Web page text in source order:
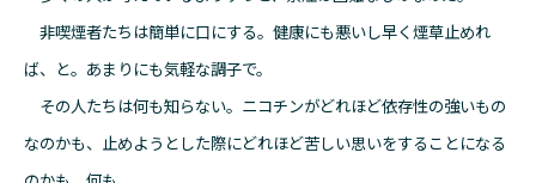
非喫煙者たちは簡単に口にする。健康にも悪いし早く煙草止めれ
ば、と。あまりにも気軽な調子で。
その人たちは何も知らない。ニコチンがどれほど依存性の強いもの
なのかも、止めようとした際にどれほど苦しい思いをすることになる